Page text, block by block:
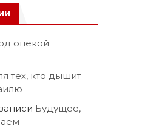
опекой
тех, кто дышит
Будущее,